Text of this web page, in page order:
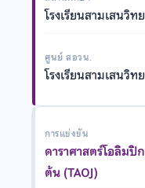
โรงเรียนสามเสนวิท
ศูนย์ สอวน.
โรงเรียนสามเสนวิท
การแข่งขัน
ดาราศาสตร์โอลิม
ต้น (TAOJ)